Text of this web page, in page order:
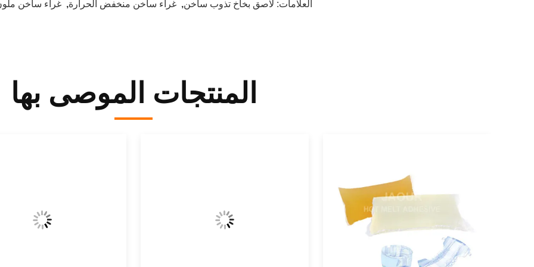
العلامات: لاصق بخاخ تذوب ساخن, غراء ساخن منخفض الحرارة, غراء ساخن
المنتجات الموصى بها